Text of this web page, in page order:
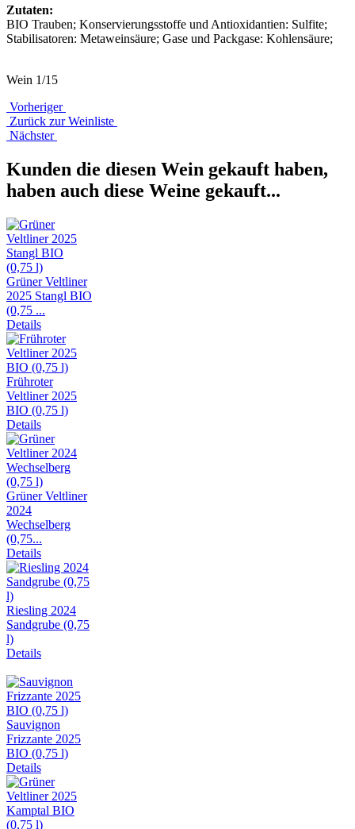
Zutaten:
BIO Trauben; Konservierungsstoffe und Antioxidantien: Sulfite;
Stabilisatoren: Metaweinsäure; Gase und Packgase: Kohlensäure;
Wein 1/15
Vorheriger
Zurück zur Weinliste
Nächster
Kunden die diesen Wein gekauft haben,
haben auch diese Weine gekauft...
Grüner Veltliner
2025 Stangl BIO
(0,75 ...
Details
Frühroter
Veltliner 2025
BIO (0,75 l)
Details
Grüner Veltliner
2024
Wechselberg
(0,75...
Details
Riesling 2024
Sandgrube (0,75
l)
Details
Sauvignon
Frizzante 2025
BIO (0,75 l)
Details